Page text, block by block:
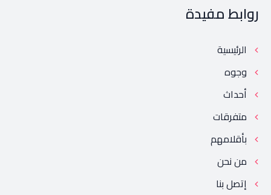
روابط مفيدة
الرئيسية
وجوه
أحداث
متفرقات
بأقلامهم
من نحن
إتصل بنا